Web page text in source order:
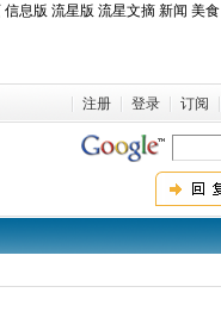
信息版 流星版 流星文摘 新闻 美食
注册 登录 订阅